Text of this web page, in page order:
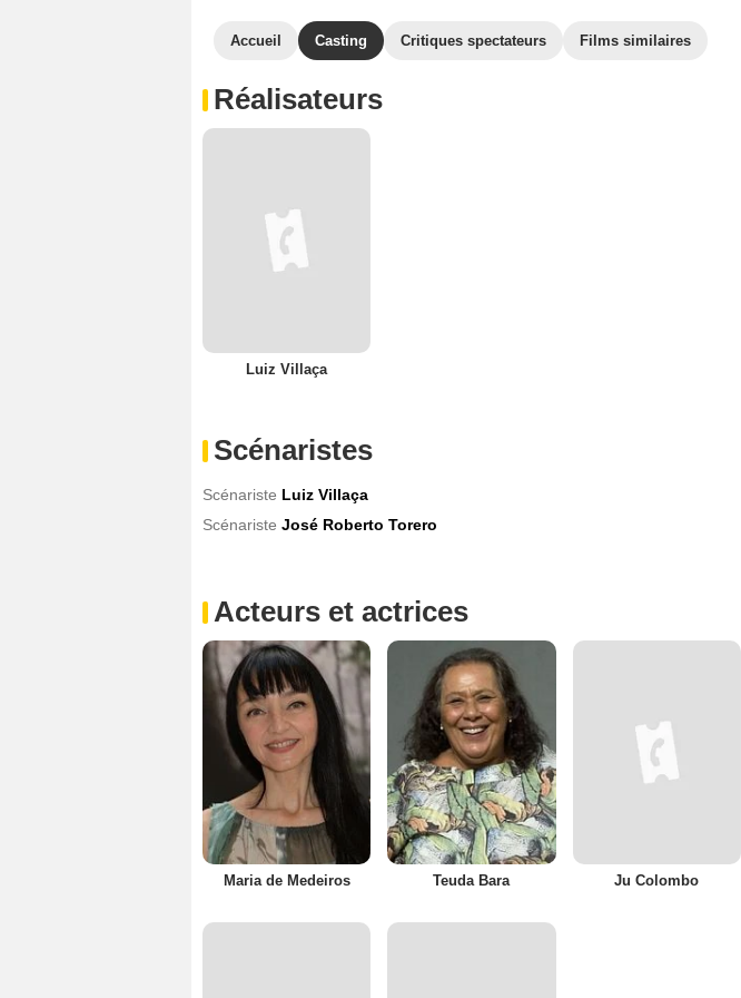
Accueil Casting Critiques spectateurs Films similaires
Réalisateurs
Luiz Villaça
Scénaristes
Scénariste Luiz Villaça
Scénariste José Roberto Torero
Acteurs et actrices
Maria de Medeiros Teuda Bara Ju Colombo